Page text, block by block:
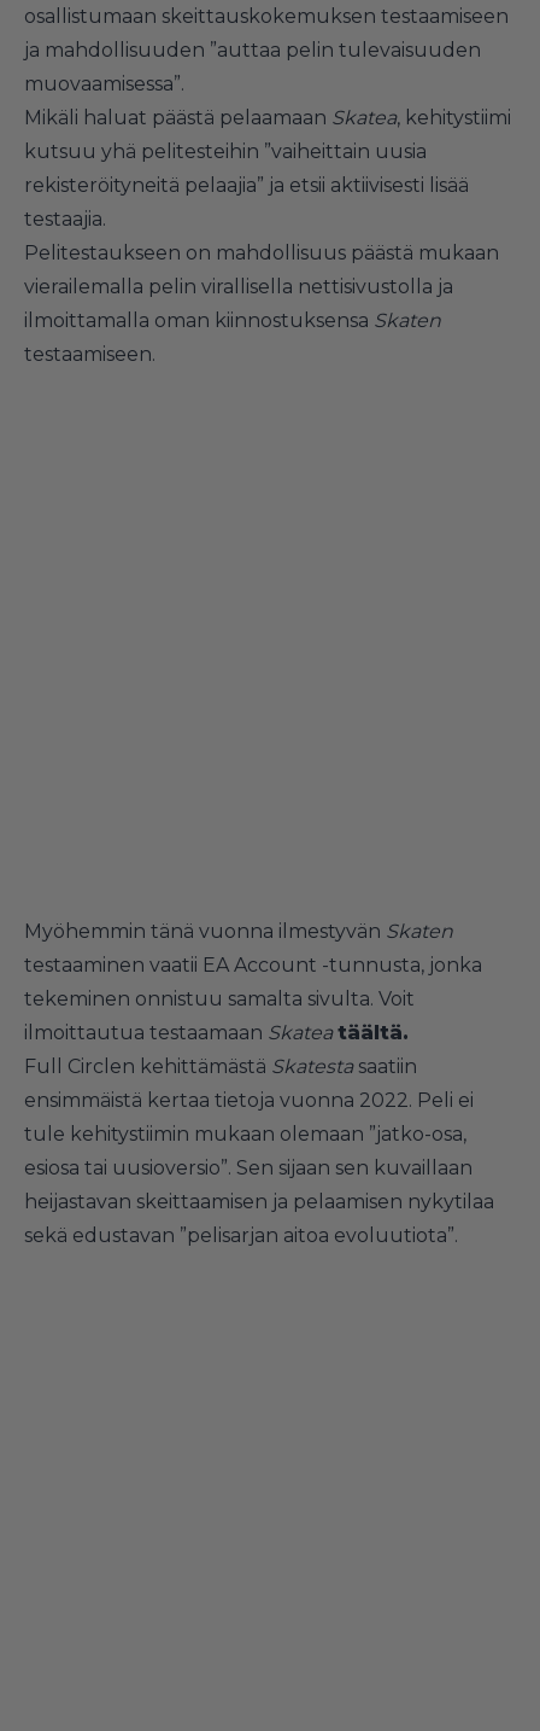
osallistumaan skeittauskokemuksen testaamiseen
ja mahdollisuuden ”auttaa pelin tulevaisuuden
muovaamisessa”.
Mikäli haluat päästä pelaamaan Skatea, kehitystiimi
kutsuu yhä pelitesteihin ”vaiheittain uusia
rekisteröityneitä pelaajia” ja etsii aktiivisesti lisää
testaajia.
Pelitestaukseen on mahdollisuus päästä mukaan
vierailemalla pelin virallisella nettisivustolla ja
ilmoittamalla oman kiinnostuksensa Skaten
testaamiseen.
Myöhemmin tänä vuonna ilmestyvän Skaten
testaaminen vaatii EA Account -tunnusta, jonka
tekeminen onnistuu samalta sivulta. Voit
ilmoittautua testaamaan Skatea täältä.
Full Circlen kehittämästä Skatesta saatiin
ensimmäistä kertaa tietoja vuonna 2022. Peli ei
tule kehitystiimin mukaan olemaan ”jatko-osa,
esiosa tai uusioversio”. Sen sijaan sen kuvaillaan
heijastavan skeittaamisen ja pelaamisen nykytilaa
sekä edustavan ”pelisarjan aitoa evoluutiota”.